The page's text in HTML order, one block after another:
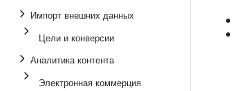
Импорт внешних данных
Цели и конверсии
Аналитика контента
Электронная коммерция